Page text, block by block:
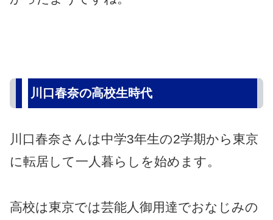
川口春奈の高校生時代
川口春奈さんは中学3年生の2学期から東京
に転居して一人暮らしを始めます。
高校は東京では芸能人御用達でおなじみの